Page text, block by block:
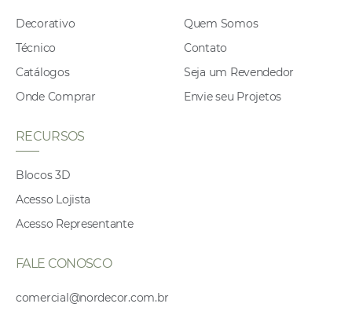
Decorativo
Técnico
Catálogos
Onde Comprar
Quem Somos
Contato
Seja um Revendedor
Envie seu Projetos
RECURSOS
Blocos 3D
Acesso Lojista
Acesso Representante
FALE CONOSCO
comercial@nordecor.com.br